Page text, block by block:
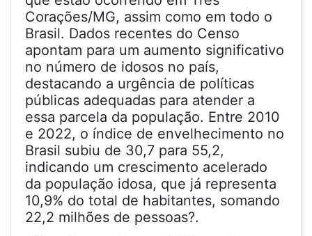
Corações/MG, assim como em todo o
Brasil. Dados recentes do Censo
apontam para um aumento significativo
no número de idosos no país,
destacando a urgência de políticas
públicas adequadas para atender a
essa parcela da população. Entre 2010
e 2022, o índice de envelhecimento no
Brasil subiu de 30,7 para 55,2,
indicando um crescimento acelerado
da população idosa, que já representa
10,9% do total de habitantes, somando
22,2 milhões de pessoas?.